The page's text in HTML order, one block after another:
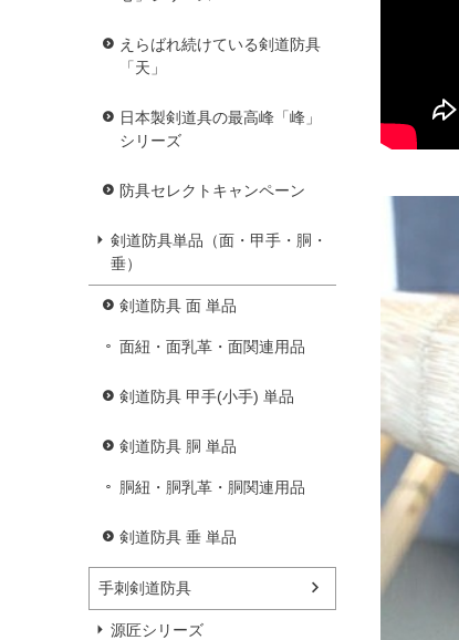
えらばれ続けている剣道防具
「天」
日本製剣道具の最高峰「峰」
シリーズ
防具セレクトキャンペーン
剣道防具単品（面・甲手・胴・
垂）
剣道防具 面 単品
面紐・面乳革・面関連用品
剣道防具 甲手(小手) 単品
剣道防具 胴 単品
胴紐・胴乳革・胴関連用品
剣道防具 垂 単品
手刺剣道防具
源匠シリーズ